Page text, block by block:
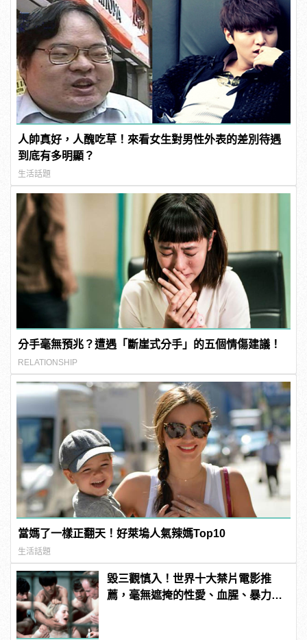
人帥真好，人醜吃草！來看女生對男性外表的差別待遇
到底有多明顯？
生活話題
分手毫無預兆？遭遇「斷崖式分手」的五個情傷建議！
RELATIONSHIP
當媽了一樣正翻天！好萊塢人氣辣媽Top10
生活話題
毀三觀慎入！世界十大禁片電影推
薦，毫無遮掩的性愛、血腥、暴力、